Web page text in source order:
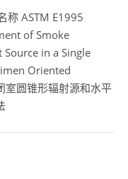
称 ASTM E1995
of Smoke
in a Single
Oriented
室圆锥形辐射源和水平